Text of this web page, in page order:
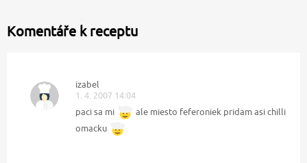
Komentáře k receptu
izabel
1. 4. 2007 14:04
paci sa mi
ale miesto feferoniek pridam asi chilli
omacku